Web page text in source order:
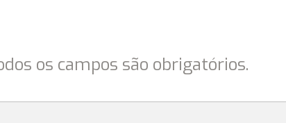
os campos são obrigatórios.